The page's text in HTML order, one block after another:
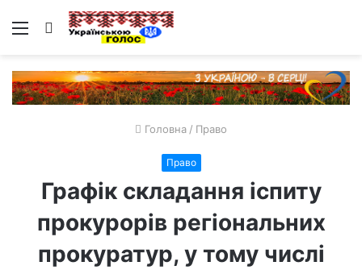
Меню Пошук
Головна / Право
Право
Графік складання іспиту
прокурорів регіональних
прокуратур, у тому числі